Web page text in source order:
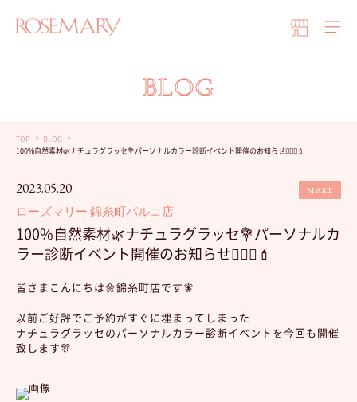
BLOG
TOP
BLOG
100%自然素材🌿ナチュラグラッセ💐パーソナルカラー診断イベント開催のお知らせ💁🏻‍♀️💄
2023.05.20
ローズマリー 錦糸町パルコ店
MAKE
100%自然素材🌿ナチュラグラッセ💐パーソナルカ
ラー診断イベント開催のお知らせ💁🏻‍♀️💄
皆さまこんにちは🌼錦糸町店です🧚
以前ご好評でご予約がすぐに埋まってしまった
ナチュラグラッセのパーソナルカラー診断イベントを今回も開催
致します🎊